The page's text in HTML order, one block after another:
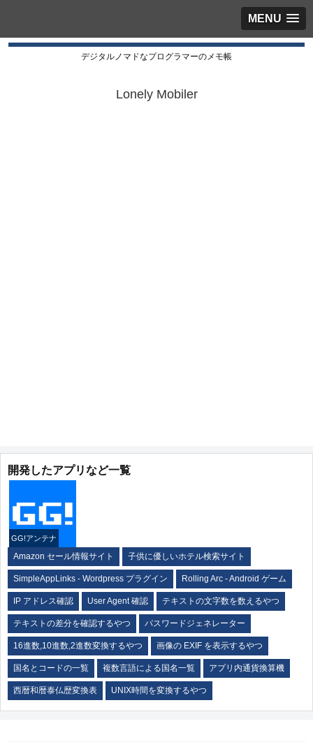
MENU
デジタルノマドなプログラマーのメモ帳
Lonely Mobiler
開発したアプリなど一覧
GG!アンテナ
Amazon セール情報サイト 子供に優しいホテル検索サイト
SimpleAppLinks - Wordpress プラグイン Rolling Arc - Android ゲーム
IP アドレス確認 User Agent 確認 テキストの文字数を数えるやつ
テキストの差分を確認するやつ パスワードジェネレーター
16進数,10進数,2進数変換するやつ 画像の EXIF を表示するやつ
国名とコードの一覧 複数言語による国名一覧 アプリ内通貨換算機
西暦和暦泰仏歴変換表 UNIX時間を変換するやつ